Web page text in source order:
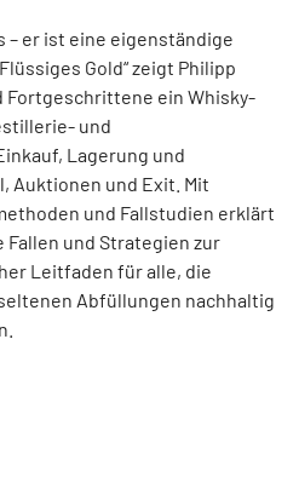
– er ist eine eigenständige
Gold“ zeigt Philipp
Fortgeschrittene ein Whisky-
und
Lagerung und
Auktionen und Exit. Mit
und Fallstudien erklärt
und Strategien zur
Leitfaden für alle, die
Abfüllungen nachhaltig